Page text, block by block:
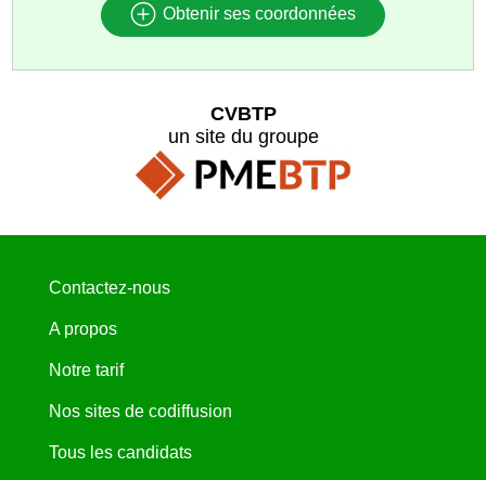
Obtenir ses coordonnées
CVBTP
un site du groupe
Contactez-nous
A propos
Notre tarif
Nos sites de codiffusion
Tous les candidats